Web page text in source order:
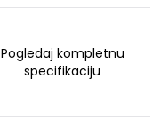
Pogledaj kompletnu
specifikaciju